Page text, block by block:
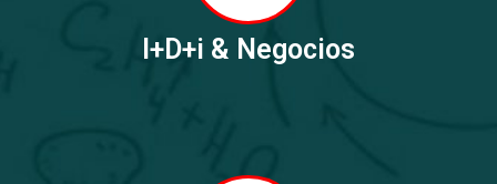
I+D+i & Negocios